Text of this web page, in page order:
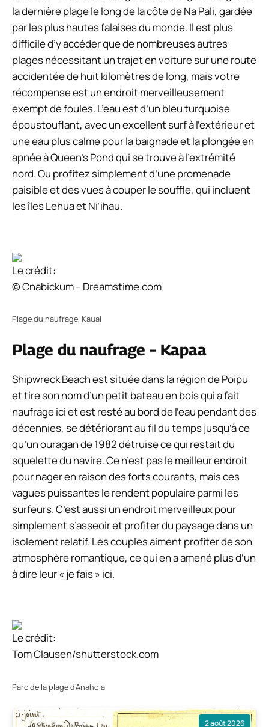
la dernière plage le long de la côte de Na Pali, gardée
par les plus hautes falaises du monde. Il est plus
difficile d’y accéder que de nombreuses autres
plages nécessitant un trajet en voiture sur une route
accidentée de huit kilomètres de long, mais votre
récompense est un endroit merveilleusement
exempt de foules. L’eau est d’un bleu turquoise
époustouflant, avec un excellent surf à l’extérieur et
une eau plus calme pour la baignade et la plongée en
apnée à Queen’s Pond qui se trouve à l’extrémité
nord. Ou profitez simplement d’une promenade
paisible et des vues à couper le souffle, qui incluent
les îles Lehua et Ni’ihau.
Le crédit:
© Cnabickum – Dreamstime.com
Plage du naufrage, Kauai
Plage du naufrage – Kapaa
Shipwreck Beach est située dans la région de Poipu
et tire son nom d’un petit bateau en bois qui a fait
naufrage ici et est resté au bord de l’eau pendant des
décennies, se détériorant au fil du temps jusqu’à ce
qu’un ouragan de 1982 détruise ce qui restait du
squelette du navire. Ce n’est pas le meilleur endroit
pour nager en raison des forts courants, mais ces
vagues puissantes le rendent populaire parmi les
surfeurs. C’est aussi un endroit merveilleux pour
simplement s’asseoir et profiter du paysage dans un
isolement relatif. Les couples aiment profiter de son
atmosphère romantique, ce qui en a amené plus d’un
à dire leur « je fais » ici.
Le crédit:
Tom Clausen/shutterstock.com
Parc de la plage d’Anahola
2 août 2026